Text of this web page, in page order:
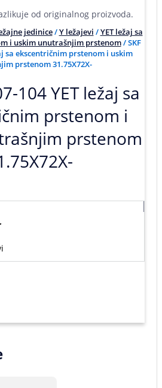
od originalnog proizvoda.
jedinice/Y ležajevi /YET ležaj sa
i uskim unutrašnjim prstenom/ SKF
sa ekscentričnim prstenom i uskim
prstenom 31.75X72X-
104 YET ležaj sa
prstenom i
prstenom